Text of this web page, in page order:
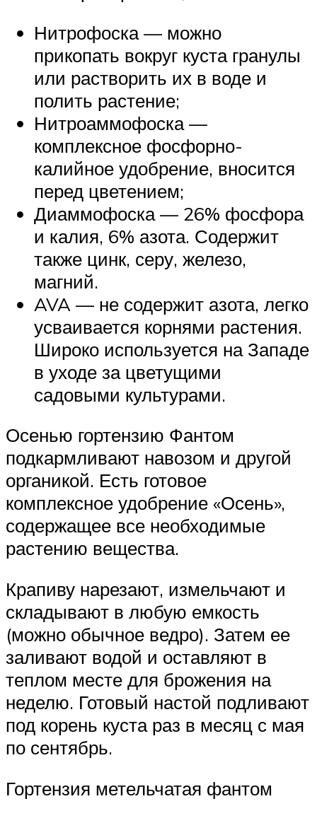
Нитрофоска — можно
прикопать вокруг куста гранулы
или растворить их в воде и
полить растение;
Нитроаммофоска —
комплексное фосфорно-
калийное удобрение, вносится
перед цветением;
Диаммофоска — 26% фосфора
и калия, 6% азота. Содержит
также цинк, серу, железо,
магний.
AVA — не содержит азота, легко
усваивается корнями растения.
Широко используется на Западе
в уходе за цветущими
садовыми культурами.
Осенью гортензию Фантом
подкармливают навозом и другой
органикой. Есть готовое
комплексное удобрение «Осень»,
содержащее все необходимые
растению вещества.
Крапиву нарезают, измельчают и
складывают в любую емкость
(можно обычное ведро). Затем ее
заливают водой и оставляют в
теплом месте для брожения на
неделю. Готовый настой подливают
под корень куста раз в месяц с мая
по сентябрь.
Гортензия метельчатая фантом